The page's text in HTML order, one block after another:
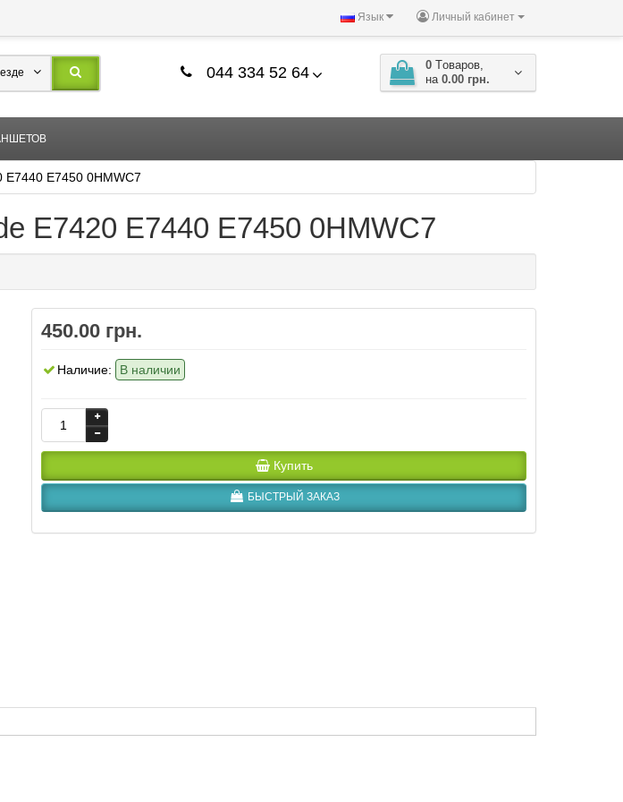
Личный кабинет
Язык
044 334 52 64 0 Tоваров,
на 0.00 грн.
E7440 E7450 0HMWC7
E7420 E7440 E7450 0HMWC7
450.00 грн.
Наличие: В наличии
Купить
БЫСТРЫЙ ЗАКАЗ